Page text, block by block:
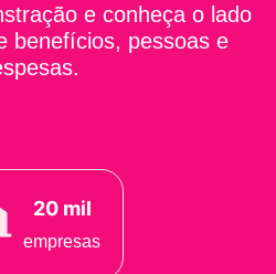
e conheça o lado
benefícios, pessoas e
20 mil
empresas